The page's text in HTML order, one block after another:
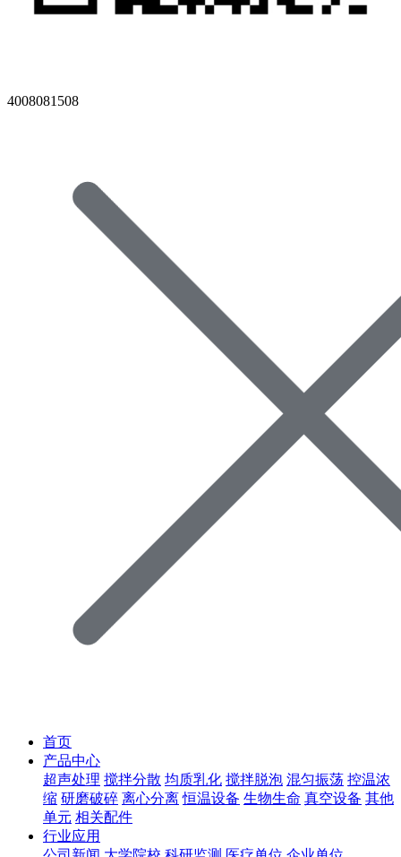
4008081508
首页
产品中心
超声处理 搅拌分散 均质乳化 搅拌脱泡 混匀振荡 控温浓
缩 研磨破碎 离心分离 恒温设备 生物生命 真空设备 其他
单元 相关配件
行业应用